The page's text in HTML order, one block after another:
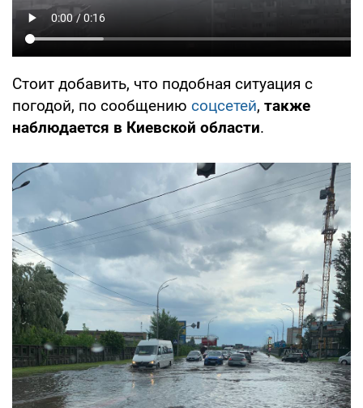
Стоит добавить, что подобная ситуация с
погодой, по сообщению соцсетей, также
наблюдается в Киевской области.